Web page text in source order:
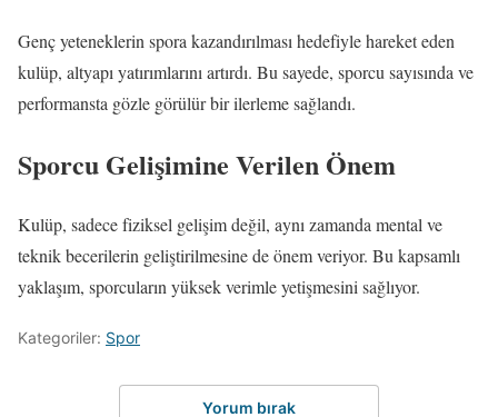
Genç yeteneklerin spora kazandırılması hedefiyle hareket eden
kulüp, altyapı yatırımlarını artırdı. Bu sayede, sporcu sayısında ve
performansta gözle görülür bir ilerleme sağlandı.
Sporcu Gelişimine Verilen Önem
Kulüp, sadece fiziksel gelişim değil, aynı zamanda mental ve
teknik becerilerin geliştirilmesine de önem veriyor. Bu kapsamlı
yaklaşım, sporcuların yüksek verimle yetişmesini sağlıyor.
Kategoriler: Spor
Yorum bırak